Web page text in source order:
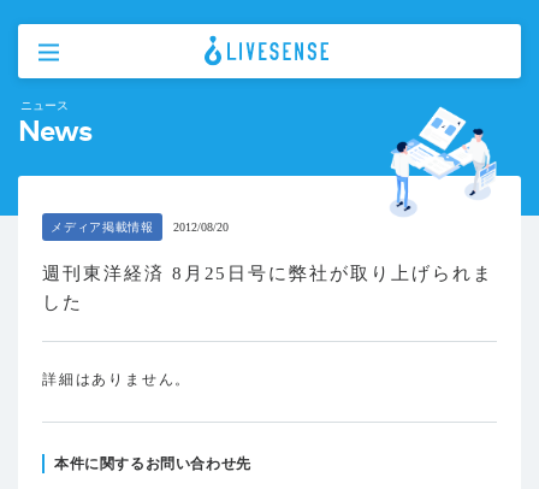
ニュース
News
メディア掲載情報 2012/08/20
週刊東洋経済 8月25日号に弊社が取り上げられま
した
詳細はありません。
本件に関するお問い合わせ先